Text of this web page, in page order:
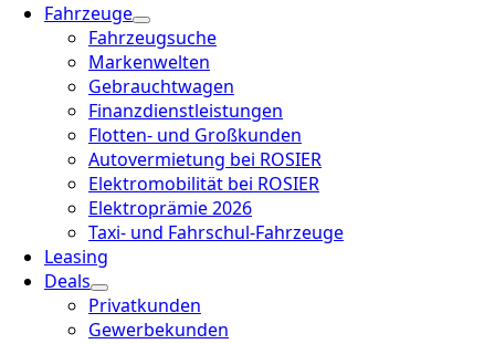
Fahrzeuge
Fahrzeugsuche
Markenwelten
Gebrauchtwagen
Finanzdienstleistungen
Flotten- und Großkunden
Autovermietung bei ROSIER
Elektromobilität bei ROSIER
Elektroprämie 2026
Taxi- und Fahrschul-Fahrzeuge
Leasing
Deals
Privatkunden
Gewerbekunden